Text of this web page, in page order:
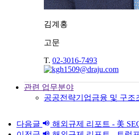
김계홍
고문
T. 02-3016-7493
관련 업무분야
공공전략기업금융 및 구조
다음글 해외규제 리포트 - 美